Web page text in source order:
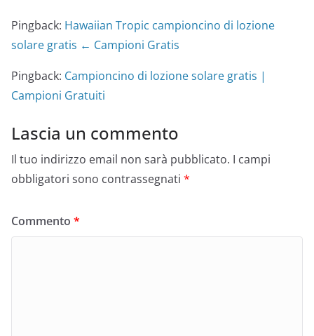
Pingback: Hawaiian Tropic campioncino di lozione
solare gratis ← Campioni Gratis
Pingback: Campioncino di lozione solare gratis |
Campioni Gratuiti
Lascia un commento
Il tuo indirizzo email non sarà pubblicato. I campi
obbligatori sono contrassegnati *
Commento *